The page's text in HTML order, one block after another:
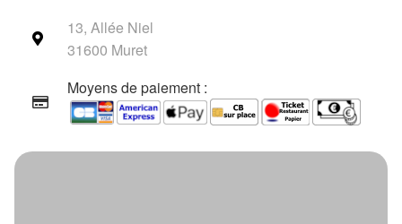
13, Allée Niel
31600 Muret
Moyens de paiement :